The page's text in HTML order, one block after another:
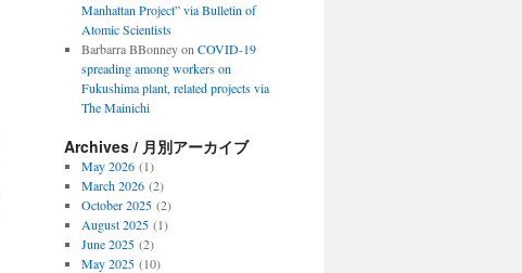
Manhattan Project” via Bulletin of
Atomic Scientists
Barbarra BBonneyon COVID-19
spreading among workers on
Fukushima plant, related projects via
The Mainichi
Archives / 月別アーカイブ
May 2026(1)
March 2026(2)
October 2025(2)
August 2025(1)
June 2025(2)
May 2025(10)